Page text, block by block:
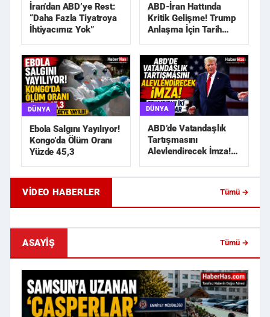
İran’dan ABD’ye Rest:
“Daha Fazla Tiyatroya
İhtiyacımız Yok”
ABD-İran Hattında
Kritik Gelişme! Trump
Anlaşma İçin Tarih
DÜNYA
Ebola Salgını Yayılıyor!
Kongo’da Ölüm Oranı
Yüzde 45,3
DÜNYA
ABD’de Vatandaşlık
Tartışmasını
Alevlendirecek İmza!
Karar
VIDEO HABERLER
Tümü →
Geride Bıraktığı Mektup Tefecilik
Samsun'da Lise
ASAYIŞ Tümü →